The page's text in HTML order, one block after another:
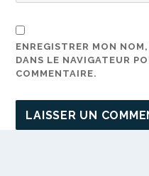
ENREGISTRER MON
DANS LE NAVIGATEUR
COMMENTAIRE.